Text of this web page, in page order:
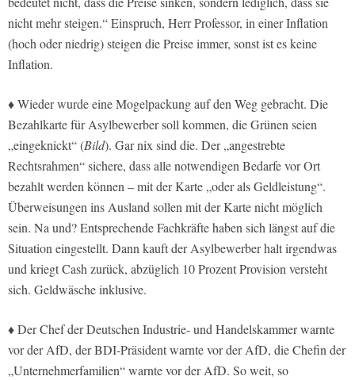
nicht mehr steigen.“ Einspruch, Herr Professor, in einer Inflation
(hoch oder niedrig) steigen die Preise immer, sonst ist es keine
Inflation.
♦ Wieder wurde eine Mogelpackung auf den Weg gebracht. Die
Bezahlkarte für Asylbewerber soll kommen, die Grünen seien
„eingeknickt“ (Bild). Gar nix sind die. Der „angestrebte
Rechtsrahmen“ sichere, dass alle notwendigen Bedarfe vor Ort
bezahlt werden können – mit der Karte „oder als Geldleistung“.
Überweisungen ins Ausland sollen mit der Karte nicht möglich
sein. Na und? Entsprechende Fachkräfte haben sich längst auf die
Situation eingestellt. Dann kauft der Asylbewerber halt irgendwas
und kriegt Cash zurück, abzüglich 10 Prozent Provision versteht
sich. Geldwäsche inklusive.
♦ Der Chef der Deutschen Industrie- und Handelskammer warnte
vor der AfD, der BDI-Präsident warnte vor der AfD, die Chefin der
„Unternehmerfamilien“ warnte vor der AfD. So weit, so